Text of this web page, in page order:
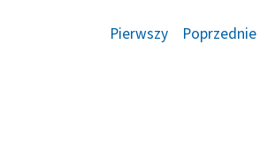
Pierwszy Poprzednie